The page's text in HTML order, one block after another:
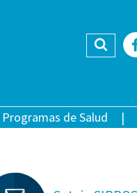
Programas de Salud